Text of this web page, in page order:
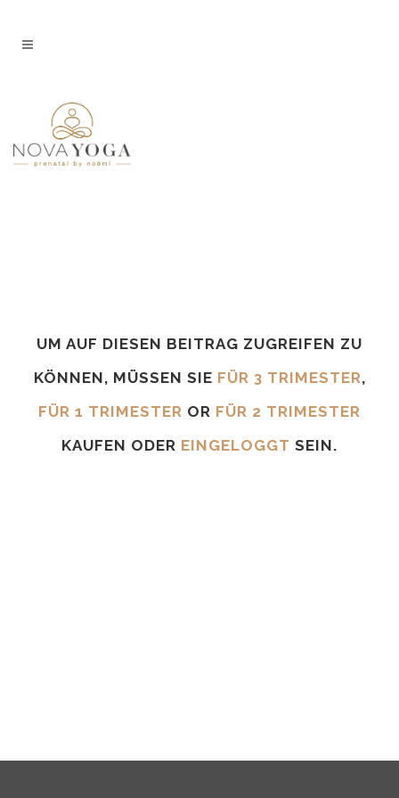
UM AUF DIESEN BEITRAG ZUGREIFEN ZU
KÖNNEN, MÜSSEN SIE FÜR 3 TRIMESTER,
FÜR 1 TRIMESTER OR FÜR 2 TRIMESTER
KAUFEN ODER EINGELOGGT SEIN.